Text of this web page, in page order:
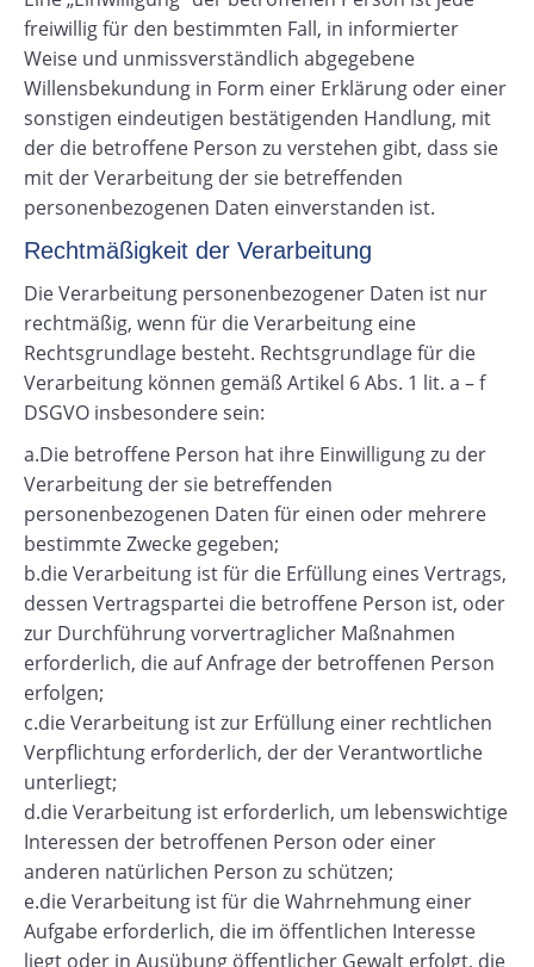
freiwillig für den bestimmten Fall, in informierter
Weise und unmissverständlich abgegebene
Willensbekundung in Form einer Erklärung oder einer
sonstigen eindeutigen bestätigenden Handlung, mit
der die betroffene Person zu verstehen gibt, dass sie
mit der Verarbeitung der sie betreffenden
personenbezogenen Daten einverstanden ist.
Rechtmäßigkeit der Verarbeitung
Die Verarbeitung personenbezogener Daten ist nur
rechtmäßig, wenn für die Verarbeitung eine
Rechtsgrundlage besteht. Rechtsgrundlage für die
Verarbeitung können gemäß Artikel 6 Abs. 1 lit. a – f
DSGVO insbesondere sein:
a.Die betroffene Person hat ihre Einwilligung zu der
Verarbeitung der sie betreffenden
personenbezogenen Daten für einen oder mehrere
bestimmte Zwecke gegeben;
b.die Verarbeitung ist für die Erfüllung eines Vertrags,
dessen Vertragspartei die betroffene Person ist, oder
zur Durchführung vorvertraglicher Maßnahmen
erforderlich, die auf Anfrage der betroffenen Person
erfolgen;
c.die Verarbeitung ist zur Erfüllung einer rechtlichen
Verpflichtung erforderlich, der der Verantwortliche
unterliegt;
d.die Verarbeitung ist erforderlich, um lebenswichtige
Interessen der betroffenen Person oder einer
anderen natürlichen Person zu schützen;
e.die Verarbeitung ist für die Wahrnehmung einer
Aufgabe erforderlich, die im öffentlichen Interesse
liegt oder in Ausübung öffentlicher Gewalt erfolgt, die